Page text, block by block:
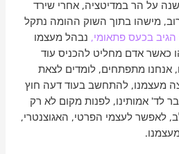
יש סיפור על נזיר שישב 20 שנה על הר במדיטציה, אחרי שירד
מישהו בתוך השוק ההומה נתקל
הגיב בכעס פתאומי, נבהל מעצמו
יש משהו כאשר אדם מחליט להכניס עוד
אנחנו מתפתחים, לומדים לצאת
מעצמנו, להתחשב בעוד דעה חוץ
לד' אמותינו, לפנות מקום לא רק
לאפשר לעצמי הפרטי, האגוצנטרי,